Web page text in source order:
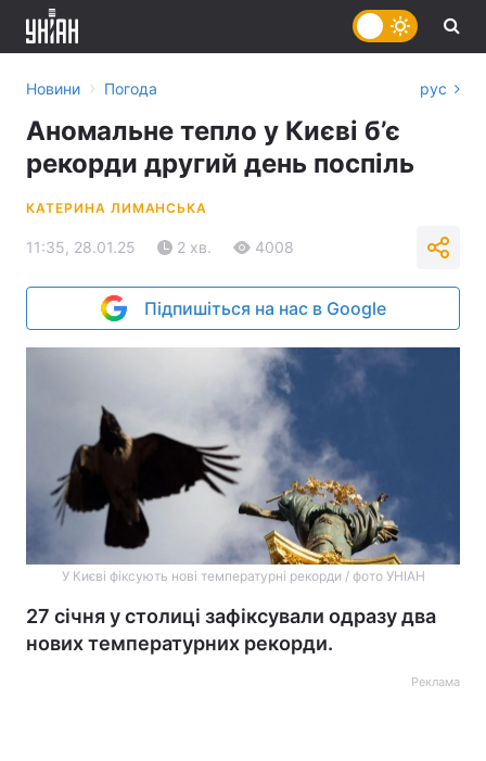
Новини › Погода рус
Аномальне тепло у Києві б’є
рекорди другий день поспіль
КАТЕРИНА ЛИМАНСЬКА
11:35, 28.01.25 2 хв. 4008
Підпишіться на нас в Google
У Києві фіксують нові температурні рекорди / фото УНІАН
27 січня у столиці зафіксували одразу два
нових температурних рекорди.
Реклама